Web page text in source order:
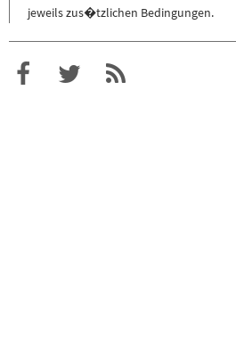
jeweils zus�tzlichen Bedingungen.